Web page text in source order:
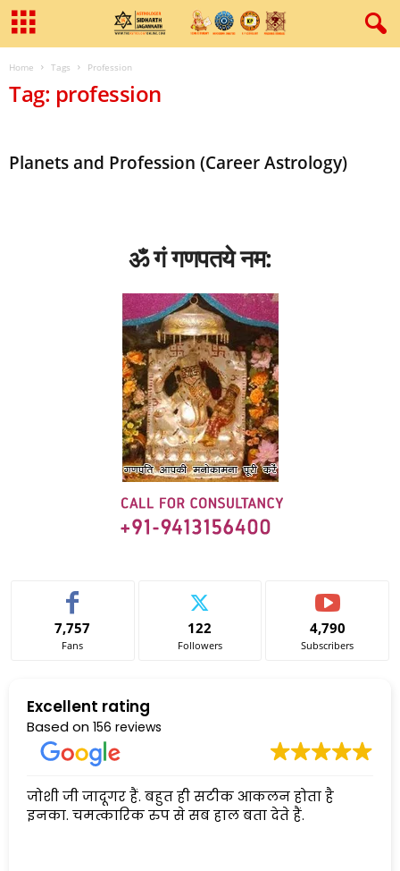
Home Tags Profession
Tag: profession
Planets and Profession (Career Astrology)
ॐ गं गणपतये नम:
7,757
Fans
122
Followers
4,790
Subscribers
Excellent rating
Based on 156 reviews
जोशी जी जादूगर हैं. बहुत ही सटीक आकलन होता है
इनका. चमत्कारिक रुप से सब हाल बता देते हैं.